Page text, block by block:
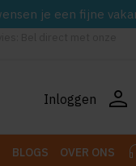
je een fijne
Inloggen person
BLOGS OVER ONS